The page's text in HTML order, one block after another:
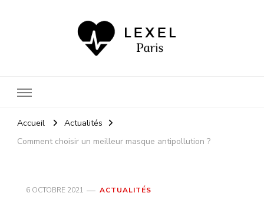
Accueil
Actualités
Comment choisir un meilleur masque antipollution ?
6 OCTOBRE 2021 ACTUALITÉS